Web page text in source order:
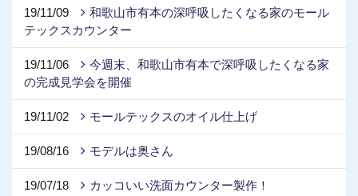
19/11/09
和歌山市有本の深呼吸したくなる家のモール
テックスカウンター
19/11/06
今週末、和歌山市有本で深呼吸したくなる家
の完成見学会を開催
19/11/02 モールテックスのオイル仕上げ
19/08/16 モデルは奥さん
19/07/18 カッコいい洗面カウンター製作！